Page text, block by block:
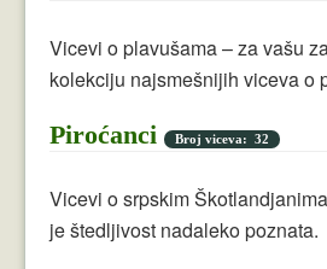
Vicevi o plavušama – za vašu
kolekciju najsmešnijih viceva o
Piroćanci Broj viceva: 32
Vicevi o srpskim
je štedljivost nadaleko poznata.